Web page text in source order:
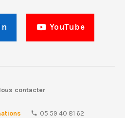
YouTube
contacter
05 59 40 81 62